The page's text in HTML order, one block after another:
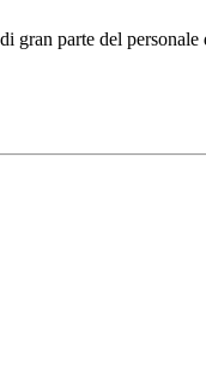
gran parte del personale